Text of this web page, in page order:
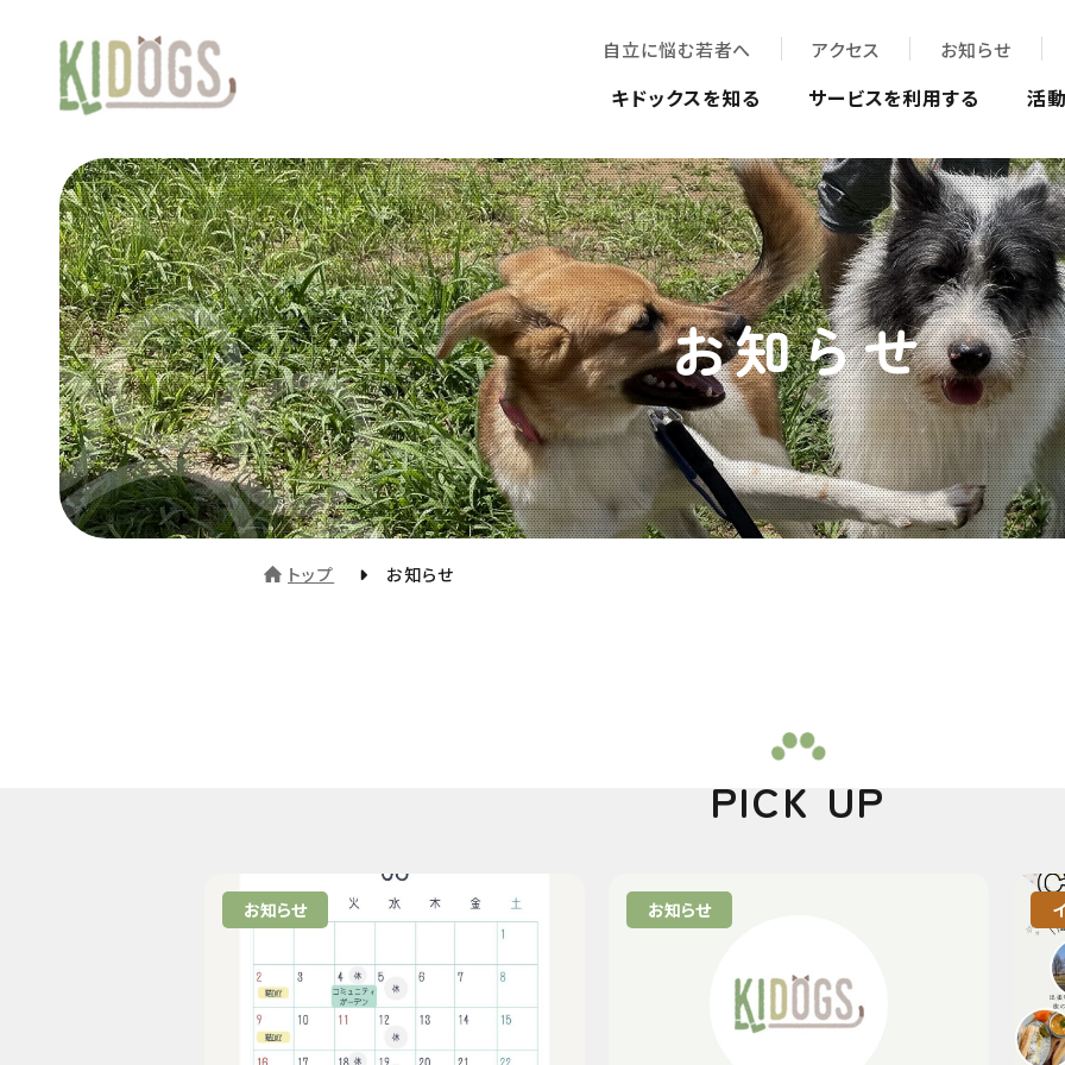
自立に悩む若者へ アクセス お知らせ
キドックスを知る サービスを利用する 活
お知らせ
トップ お知らせ
PICK UP
お知らせ お知らせ